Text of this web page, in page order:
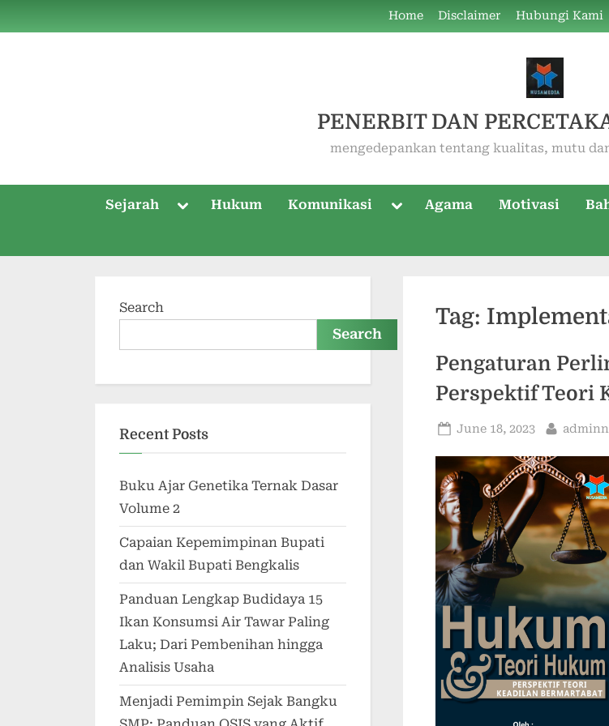
to
Home Disclaimer Hubungi Kami
PENERBIT DAN
mengedepankan tentang kualitas, mutu
Sejarah
ToggleHukum Komunikasi
ToggleAgama Motivasi
Tag:
Pengaturan
Perspektif Teori
Posted
June 18, 2023 By
Search
Search
Recent Posts
Buku Ajar Genetika Ternak Dasar
Volume 2
Capaian Kepemimpinan Bupati
dan Wakil Bupati Bengkalis
Panduan Lengkap Budidaya 15
Ikan Konsumsi Air Tawar Paling
Laku; Dari Pembenihan hingga
Analisis Usaha
Menjadi Pemimpin Sejak Bangku